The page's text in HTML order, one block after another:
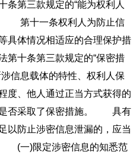
条第三款规定的“能为权利人
第十一条权利人为防止信
具体情况相适应的合理保护措
第十条第三款规定的“保密措
息载体的特性、权利人保
度、他人通过正当方式获得的
是否采取了保密措施。 具有
以防止涉密信息泄漏的，应当
(一)限定涉密信息的知悉范